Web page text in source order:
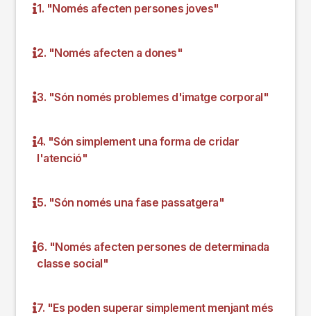
1. "Només afecten persones joves"
2. "Només afecten a dones"
3. "Són només problemes d'imatge corporal"
4. "Són simplement una forma de cridar
l'atenció"
5. "Són només una fase passatgera"
6. "Només afecten persones de determinada
classe social"
7. "Es poden superar simplement menjant més